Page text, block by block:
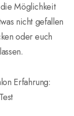
Möglichkeit
nicht gefallen
oder euch